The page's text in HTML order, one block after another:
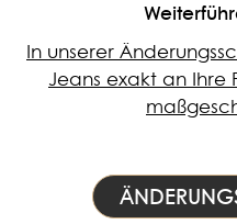
In unserer
Jeans exakt an Ihre